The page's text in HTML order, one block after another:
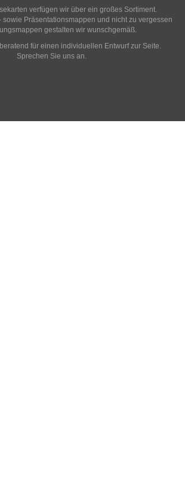
verfügen wir über ein großes Sortiment.
sowie Präsentationsmappen und nicht zu vergessen
gestalten wir wunschgemäß.
für einen individuellen Entwurf zur Seite.
Sprechen Sie uns an.